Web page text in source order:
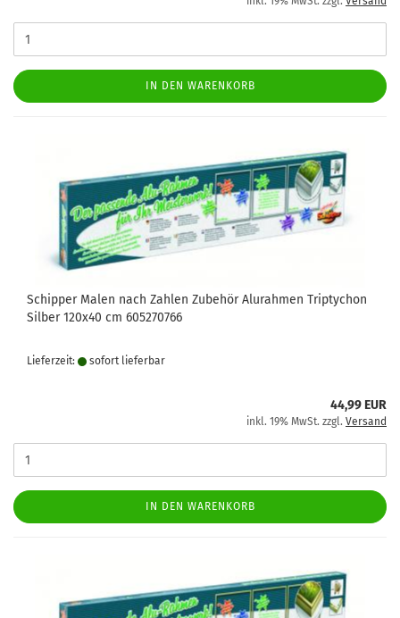
IN DEN WARENKORB
Schipper Malen nach Zahlen Zubehör Alurahmen Triptychon
Silber 120x40 cm 605270766
Lieferzeit: sofort lie­fer­bar
44,99 EUR
inkl. 19% MwSt. zzgl. Versand
IN DEN WARENKORB